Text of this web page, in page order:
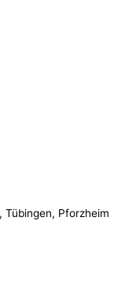
Tübingen, Pforzheim